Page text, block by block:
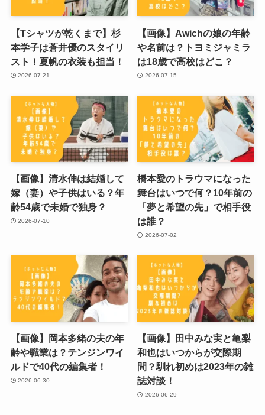
【Tシャツが乾くまで】杉
本学子は蒼井優のスタイリ
スト！夏帆の衣装も担当！
2026-07-21
【画像】Awichの娘の年齢
や名前は？トヨミジャミラ
は18歳で高校はどこ？
2026-07-15
【画像】清水伸は結婚して
嫁（妻）や子供はいる？年
齢54歳で未婚で独身？
2026-07-10
橋本愛のトラウマになった
舞台はいつで何？10年前の
「夢と希望の先」で相手役
は誰？
2026-07-02
【画像】岡本多緒の夫の年
齢や職業は？テンジンワイ
ルドで40代の編集者！
2026-06-30
【画像】田中みな実と亀梨
和也はいつからが交際期
間？馴れ初めは2023年の雑
誌対談！
2026-06-29